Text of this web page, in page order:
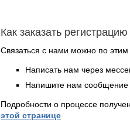
Как заказать
Связаться с нами можно по
Написать нам через
Напишите нам сообщение
Подробности о процессе
этой странице